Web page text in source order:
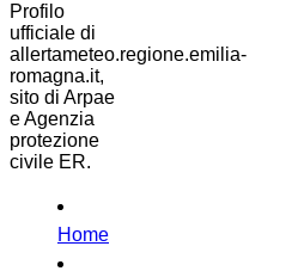
Profilo
ufficiale di
allertameteo.regione.emilia-
romagna.it,
sito di Arpae
e Agenzia
protezione
civile ER.
Home